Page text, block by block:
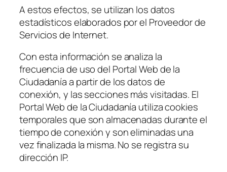
A estos efectos, se utilizan los datos
estadísticos elaborados por el Proveedor de
Servicios de Internet.
Con esta información se analiza la
frecuencia de uso del Portal Web de la
Ciudadanía a partir de los datos de
conexión, y las secciones más visitadas. El
Portal Web de la Ciudadanía utiliza cookies
temporales que son almacenadas durante el
tiempo de conexión y son eliminadas una
vez finalizada la misma. No se registra su
dirección IP.